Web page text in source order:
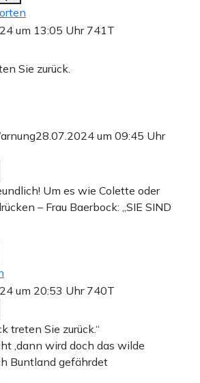
um 13:05 Uhr 741T
Sie zurück.
28.07.2024 um 09:45 Uhr
Um es wie Colette oder
– Frau Baerbock: „SIE SIND
um 20:53 Uhr 740T
treten Sie zurück.“
,dann wird doch das wilde
Buntland gefährdet